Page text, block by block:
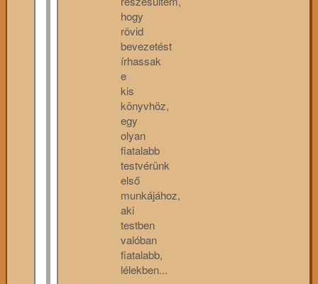
hogy
rövid
bevezetést
írhassak
e
kis
könyvhöz,
egy
olyan
fiatalabb
testvérünk
első
munkájához,
aki
testben
valóban
fiatalabb,
lélekben...